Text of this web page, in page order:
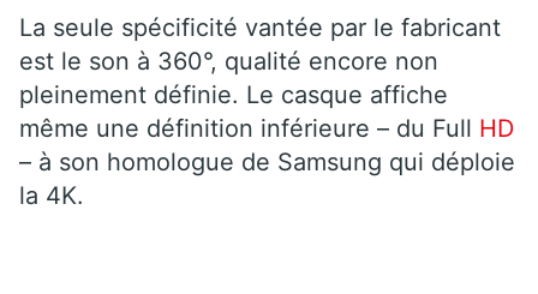
La seule spécificité vantée par le fabricant
est le son à 360°, qualité encore non
pleinement définie. Le casque affiche
même une définition inférieure – du Full HD
– à son homologue de Samsung qui déploie
la 4K.